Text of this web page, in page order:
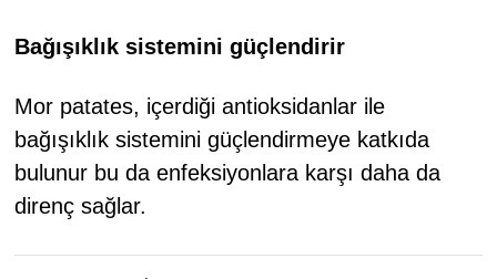
Bağışıklık sistemini güçlendirir
Mor patates, içerdiği antioksidanlar ile
bağışıklık sistemini güçlendirmeye katkıda
bulunur bu da enfeksiyonlara karşı daha da
direnç sağlar.